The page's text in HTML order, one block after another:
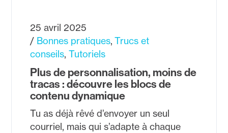
Plus de personnalisation, moins de
tracas : découvre les blocs de
contenu dynamique
25 avril 2025
Bonnes pratiques Trucs et
conseils Tutoriels
Tu as déjà rêvé d’envoyer un seul
courriel, mais qui s’adapte à chaque